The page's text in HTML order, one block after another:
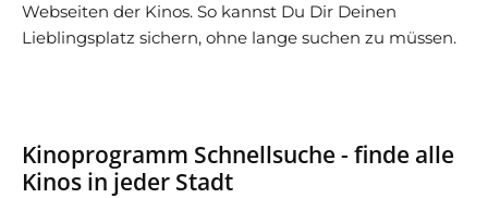
Webseiten der Kinos. So kannst Du Dir Deinen
Lieblingsplatz sichern, ohne lange suchen zu müssen.
Kinoprogramm Schnellsuche - finde alle
Kinos in jeder Stadt